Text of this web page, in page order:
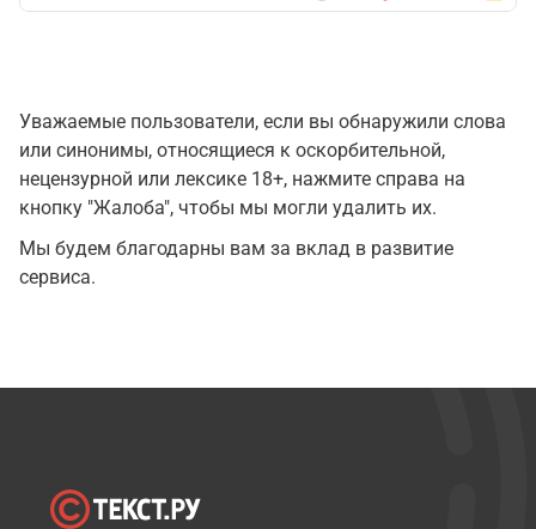
Уважаемые пользователи, если вы обнаружили слова
или синонимы, относящиеся к оскорбительной,
нецензурной или лексике 18+, нажмите справа на
кнопку "Жалоба", чтобы мы могли удалить их.
Мы будем благодарны вам за вклад в развитие
сервиса.